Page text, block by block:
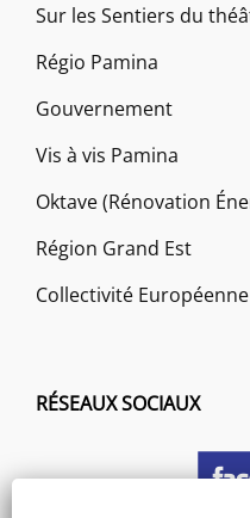
Sur les Sentiers du
Régio Pamina
Gouvernement
Vis à vis Pamina
Oktave (Rénovation
Région Grand Est
Collectivité
RÉSEAUX SOCIAUX